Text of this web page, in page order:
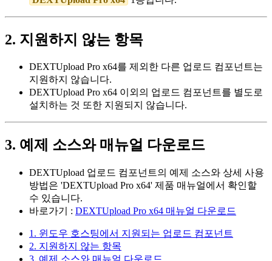
2. 지원하지 않는 항목
DEXTUpload Pro x64를 제외한 다른 업로드 컴포넌트는
지원하지 않습니다.
DEXTUpload Pro x64 이외의 업로드 컴포넌트를 별도로
설치하는 것 또한 지원되지 않습니다.
3. 예제 소스와 매뉴얼 다운로드
DEXTUpload 업로드 컴포넌트의 예제 소스와 상세 사용
방법은 'DEXTUpload Pro x64' 제품 매뉴얼에서 확인할
수 있습니다.
바로가기 : DEXTUpload Pro x64 매뉴얼 다운로드
1. 윈도우 호스팅에서 지원되는 업로드 컴포넌트
2. 지원하지 않는 항목